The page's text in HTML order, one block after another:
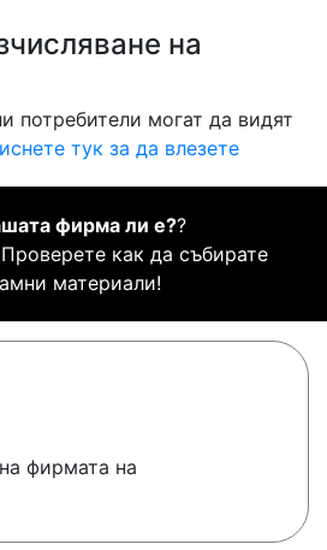
на
потребители могат да видят
тук за да влезете
фирма ли е??
Проверете как да събирате
материали!
фирмата на